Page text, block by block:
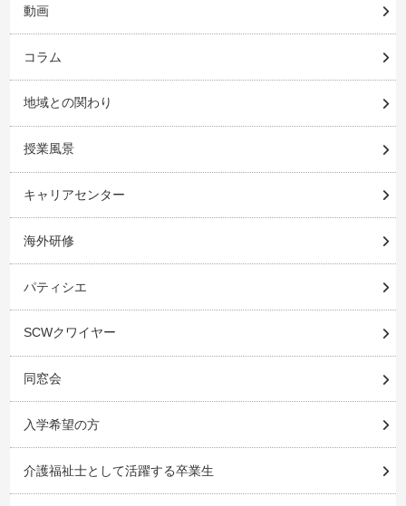
動画
コラム
地域との関わり
授業風景
キャリアセンター
海外研修
パティシエ
SCWクワイヤー
同窓会
入学希望の方
介護福祉士として活躍する卒業生